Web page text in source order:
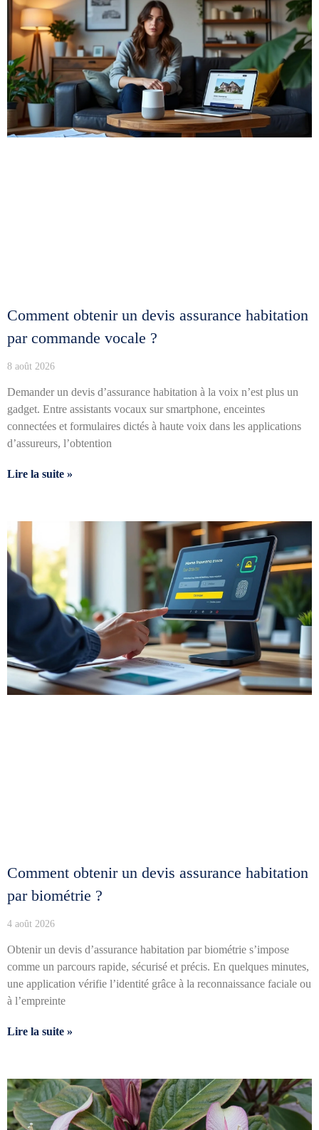
Comment obtenir un devis assurance habitation
par commande vocale ?
8 août 2026
Demander un devis d’assurance habitation à la voix n’est plus un
gadget. Entre assistants vocaux sur smartphone, enceintes
connectées et formulaires dictés à haute voix dans les applications
d’assureurs, l’obtention
Lire la suite »
Comment obtenir un devis assurance habitation
par biométrie ?
4 août 2026
Obtenir un devis d’assurance habitation par biométrie s’impose
comme un parcours rapide, sécurisé et précis. En quelques minutes,
une application vérifie l’identité grâce à la reconnaissance faciale ou
à l’empreinte
Lire la suite »